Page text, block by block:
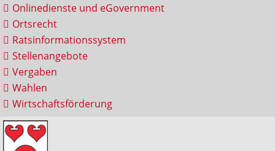
Onlinedienste und eGovernment
Ortsrecht
Ratsinformationssystem
Stellenangebote
Vergaben
Wahlen
Wirtschaftsförderung